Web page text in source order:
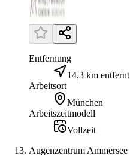
Entfernung
14,3 km entfernt
Arbeitsort
München
Arbeitszeitmodell
Vollzeit
Augenzentrum Ammersee